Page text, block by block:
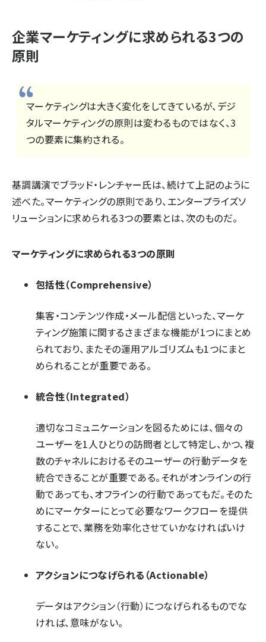
企業マーケティングに求められる3つの
原則
マーケティングは大きく変化をしてきているが、デジ
タルマーケティングの原則は変わるものではなく、3
つの要素に集約される。
基調講演でブラッド・レンチャー氏は、続けて上記のように
述べた。マーケティングの原則であり、エンタープライズソ
リューションに求められる3つの要素とは、次のものだ。
マーケティングに求められる3つの原則
包括性（Comprehensive）
集客・コンテンツ作成・メール配信といった、マーケ
ティング施策に関するさまざまな機能が1つにまとめ
られており、またその運用アルゴリズムも1つにまと
められることが重要である。
統合性（Integrated）
適切なコミュニケーションを図るためには、個々の
ユーザーを1人ひとりの訪問者として特定し、かつ、複
数のチャネルにおけるそのユーザーの行動データを
統合できることが重要である。それがオンラインの行
動であっても、オフラインの行動であってもだ。そのた
めにマーケターにとって必要なワークフローを提供
することで、業務を効率化させていかなければいけ
ない。
アクションにつなげられる（Actionable）
データはアクション（行動）につなげられるものでな
ければ、意味がない。